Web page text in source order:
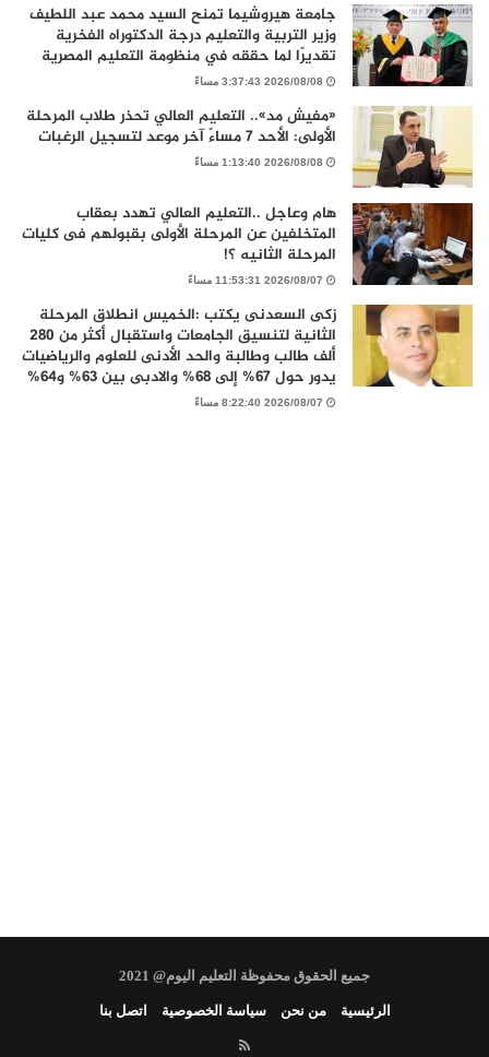
جامعة هيروشيما تمنح السيد محمد عبد اللطيف
وزير التربية والتعليم درجة الدكتوراه الفخرية
تقديرًا لما حققه في منظومة التعليم المصرية
2026/08/08 3:37:43 مساءً
«مفيش مد».. التعليم العالي تحذر طلاب المرحلة
الأولى: الأحد 7 مساءً آخر موعد لتسجيل الرغبات
2026/08/08 1:13:40 مساءً
هام وعاجل ..التعليم العالي تهدد بعقاب
المتخلفين عن المرحلة الأولى بقبولهم فى كليات
المرحلة الثانيه ؟!
2026/08/07 11:53:31 مساءً
زكى السعدنى يكتب :الخميس انطلاق المرحلة
الثانية لتنسيق الجامعات واستقبال أكثر من 280
ألف طالب وطالبة والحد الأدنى للعلوم والرياضيات
يدور حول 67% إلى 68% والادبى بين 63% و64%
2026/08/07 8:22:40 مساءً
جميع الحقوق محفوظة التعليم اليوم@ 2021
الرئيسية من نحن سياسة الخصوصية اتصل بنا
RSS